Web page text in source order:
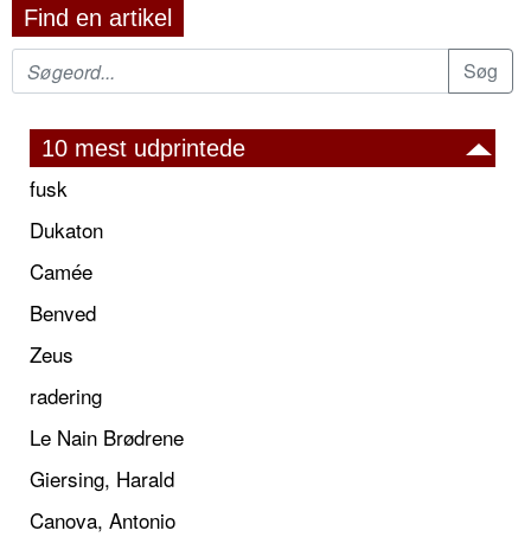
Find en artikel
10 mest udprintede
fusk
Dukaton
Camée
Benved
Zeus
radering
Le Nain Brødrene
Giersing, Harald
Canova, Antonio